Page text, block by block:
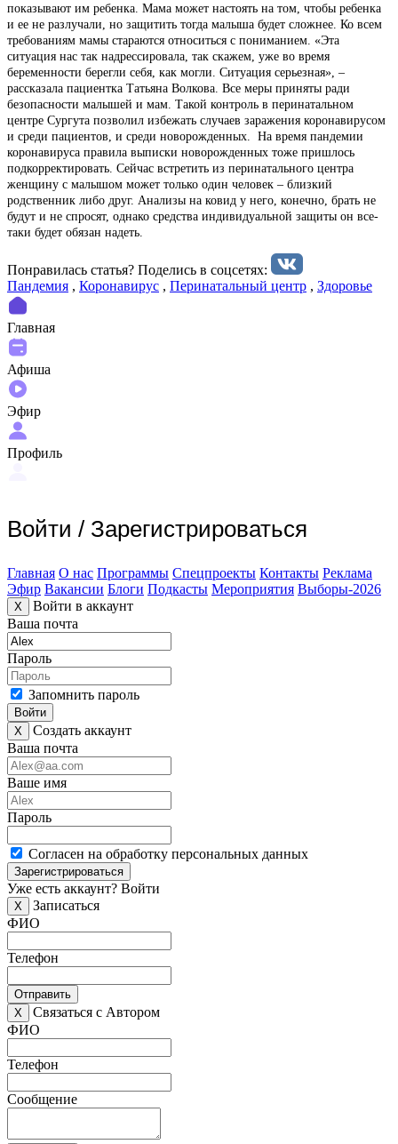
показывают им ребенка. Мама может настоять на том, чтобы ребенка
и ее не разлучали, но защитить тогда малыша будет сложнее. Ко всем
требованиям мамы стараются относиться с пониманием. «Эта
ситуация нас так надрессировала, так скажем, уже во время
беременности берегли себя, как могли. Ситуация серьезная», –
рассказала пациентка Татьяна Волкова. Все меры приняты ради
безопасности малышей и мам. Такой контроль в перинатальном
центре Сургута позволил избежать случаев заражения коронавирусом
и среди пациентов, и среди новорожденных. На время пандемии
коронавируса правила выписки новорожденных тоже пришлось
подкорректировать. Сейчас встретить из перинатального центра
женщину с малышом может только один человек – близкий
родственник либо друг. Анализы на ковид у него, конечно, брать не
будут и не спросят, однако средства индивидуальной защиты он все-
таки будет обязан надеть.
Понравилась статья? Поделиcь в соцсетях:
Пандемия , Коронавирус , Перинатальный центр , Здоровье
Главная
Афиша
Эфир
Профиль
Войти / Зарегистрироваться
Главная О нас Программы Спецпроекты Контакты Реклама
Эфир Вакансии Блоги Подкасты Мероприятия Выборы-2026
X
Войти в аккаунт
Ваша почта
Пароль
Запомнить пароль
Войти
X
Создать аккаунт
Ваша почта
Ваше имя
Пароль
Согласен на обработку персональных данных
Зарегистрироваться
Уже есть аккаунт? Войти
X
Записаться
ФИО
Телефон
Отправить
X
Связаться с Автором
ФИО
Телефон
Сообщение